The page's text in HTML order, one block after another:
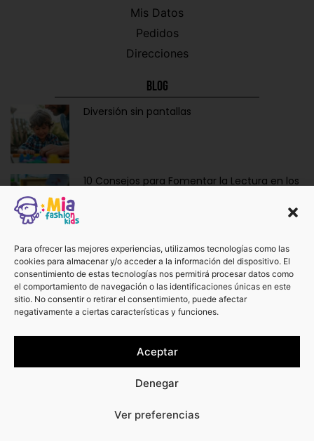
Para ofrecer las mejores experiencias, utilizamos tecnologías como las
cookies para almacenar y/o acceder a la información del dispositivo. El
consentimiento de estas tecnologías nos permitirá procesar datos como
el comportamiento de navegación o las identificaciones únicas en este
sitio. No consentir o retirar el consentimiento, puede afectar
negativamente a ciertas características y funciones.
Aceptar
Denegar
Ver preferencias
Mis Datos
Pedidos
Direcciones
Blog
Diversión sin pantallas
10 Consejos para Fomentar la Lectura en los
Ropa y Accesorios para Bebés Recién
Nacidos: La Dulzura de Vestir a los Más
Pequeños.
¡No te pierdas otros artículos!
Ver más
¿Te podemos ayudar?